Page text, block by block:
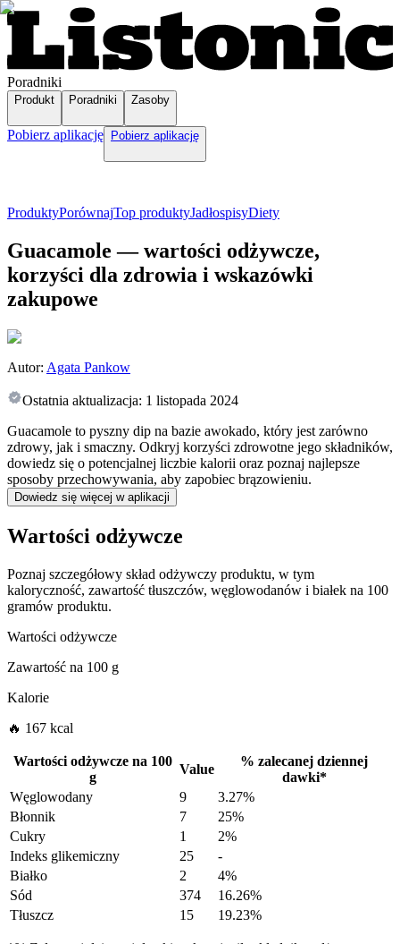
Poradniki
Produkt Poradniki Zasoby
Pobierz aplikację Pobierz aplikację
ProduktyPorównajTop produktyJadłospisyDiety
Guacamole — wartości odżywcze,
korzyści dla zdrowia i wskazówki
zakupowe
Autor: Agata Pankow
Ostatnia aktualizacja: 1 listopada 2024
Guacamole to pyszny dip na bazie awokado, który jest zarówno
zdrowy, jak i smaczny. Odkryj korzyści zdrowotne jego składników,
dowiedz się o potencjalnej liczbie kalorii oraz poznaj najlepsze
sposoby przechowywania, aby zapobiec brązowieniu.
Dowiedz się więcej w aplikacji
Wartości odżywcze
Poznaj szczegółowy skład odżywczy produktu, w tym
kaloryczność, zawartość tłuszczów, węglowodanów i białek na 100
gramów produktu.
Wartości odżywcze
Zawartość na 100 g
Kalorie
🔥 167 kcal
Wartości odżywcze na 100
g
Value
% zalecanej dziennej
dawki*
Węglowodany
9
3.27%
Błonnik
7
25%
Cukry
1
2%
Indeks glikemiczny
25
-
Białko
2
4%
Sód
374
16.26%
Tłuszcz
15 19.23%